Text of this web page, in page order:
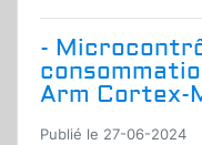
-
Arm Cortex-
Publié le 27-06-2024